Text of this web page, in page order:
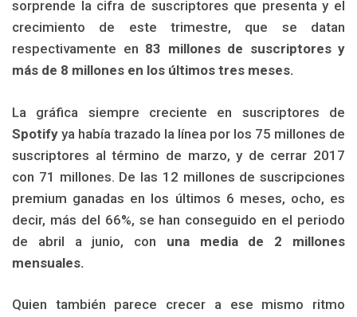
sorprende la cifra de suscriptores que presenta y el
crecimiento de este trimestre, que se datan
respectivamente en 83 millones de suscriptores y
más de 8 millones en los últimos tres meses.
La gráfica siempre creciente en suscriptores de
Spotify ya había trazado la línea por los 75 millones de
suscriptores al término de marzo, y de cerrar 2017
con 71 millones. De las 12 millones de suscripciones
premium ganadas en los últimos 6 meses, ocho, es
decir, más del 66%, se han conseguido en el periodo
de abril a junio, con una media de 2 millones
mensuales.
Quien también parece crecer a ese mismo ritmo